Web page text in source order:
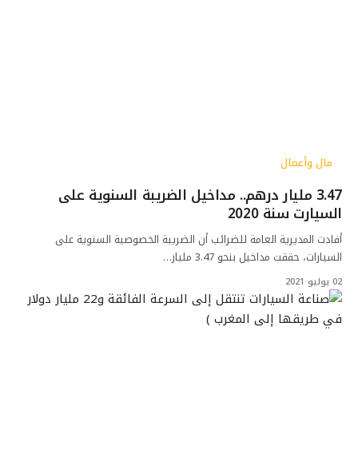
مال وأعمال
3.47 مليار درهم.. مداخيل الضريبة السنوية على
السيارت سنة 2020
أفادت المديرية العامة للضرائب أن الضريبة الخصوصية السنوية على
السيارات، حققت مداخيل بنحو 3.47 مليار…
02 يوليو 2021